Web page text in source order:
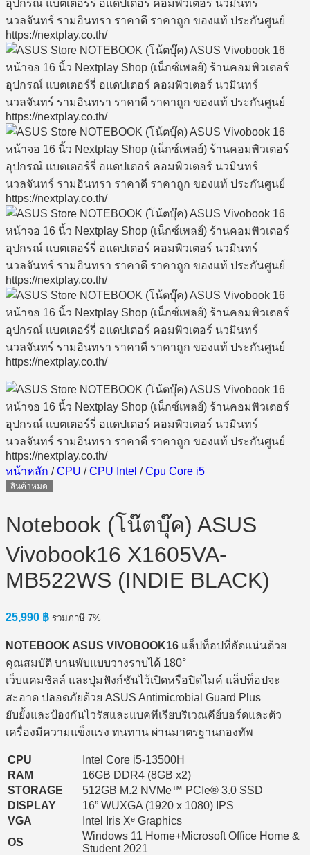
หน้าหลัก / CPU / CPU Intel / Cpu Core i5
สินค้าหมด
Notebook (โน๊ตบุ๊ค) ASUS
Vivobook16 X1605VA-
MB522WS (INDIE BLACK)
25,990 ฿ รวมภาษี 7%
NOTEBOOK ASUS VIVOBOOK16 แล็ปท็อปที่อัดแน่นด้วย
คุณสมบัติ บานพับแบบวางราบได้ 180°
เว็บแคมชิลล์ และปุ่มฟังก์ชันไว้เปิดหรือปิดไมค์ แล็ปท็อปจะ
สะอาด ปลอดภัยด้วย ASUS Antimicrobial Guard Plus
ยับยั้งและป้องกันไวรัสและแบคทีเรียบริเวณคีย์บอร์ดและตัว
เครื่องมีความแข็งแรง ทนทาน ผ่านมาตรฐานกองทัพ
CPU
Intel Core i5-13500H
RAM
16GB DDR4 (8GB x2)
STORAGE
512GB M.2 NVMe™ PCIe® 3.0 SSD
DISPLAY
16” WUXGA (1920 x 1080) IPS
VGA
Intel Iris Xᵉ Graphics
OS
Windows 11 Home+Microsoft Office Home &
Student 2021